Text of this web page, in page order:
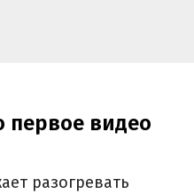
первое видео
разогревать